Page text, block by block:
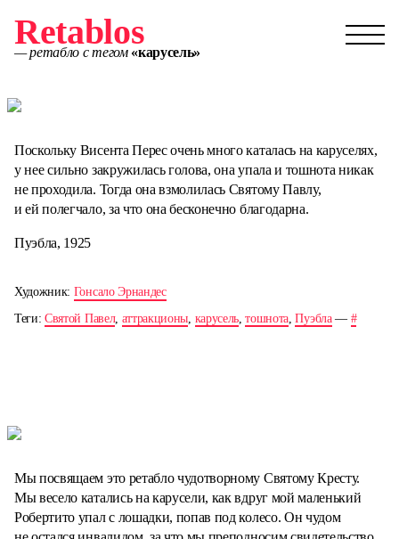
Retablos
— ретабло с тегом «карусель»
Поскольку Висента Перес очень много каталась на каруселях,
у нее сильно закружилась голова, она упала и тошнота никак
не проходила. Тогда она взмолилась Святому Павлу,
и ей полегчало, за что она бесконечно благодарна.
Пуэбла, 1925
Художник: Гонсало Эрнандес
Теги:Святой Павел, аттракционы карусель,тошнота ,Пуэбла— #
Мы посвящаем это ретабло чудотворному Святому Кресту.
Мы весело катались на карусели, как вдруг мой маленький
Робертито упал с лошадки, попав под колесо. Он чудом